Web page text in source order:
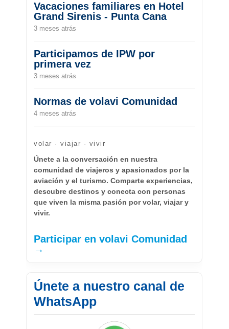
Vacaciones familiares en Hotel
Grand Sirenis - Punta Cana
3 meses atrás
Participamos de IPW por
primera vez
3 meses atrás
Normas de volavi Comunidad
4 meses atrás
volar · viajar · vivir
Únete a la conversación en nuestra
comunidad de viajeros y apasionados por la
aviación y el turismo. Comparte experiencias,
descubre destinos y conecta con personas
que viven la misma pasión por volar, viajar y
vivir.
Participar en volavi Comunidad
→
Únete a nuestro canal de
WhatsApp